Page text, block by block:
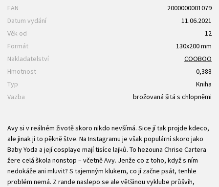
EAN
2000000001079
Datum vydání
11.06.2021
Věk od
12
Formát
130x200 mm
Nakladatelství
COOBOO
Hmotnost
0,388
Typ
Kniha
Vazba
brožovaná šitá s chlopněmi
Avy si v reálném životě skoro nikdo nevšímá. Sice jí tak projde kdeco,
ale jinak ji to pěkně štve. Na Instagramu je však populární skoro jako
Baby Yoda a její cosplaye mají tisíce lajků. To hezouna Chrise Cartera
žere celá škola nonstop – včetně Avy. Jenže co z toho, když s ním
nedokáže ani mluvit? S tajemným klukem, co jí začne psát, tenhle
problém nemá. Z rande naslepo se ale většinou vyklube průšvih,